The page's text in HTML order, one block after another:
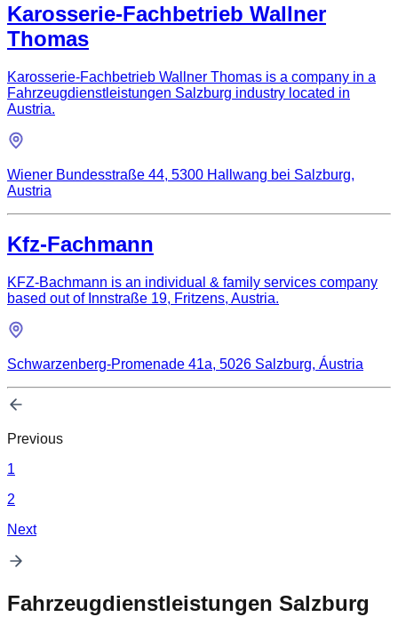
Karosserie-Fachbetrieb Wallner
Thomas
Karosserie-Fachbetrieb Wallner Thomas is a company in a
Fahrzeugdienstleistungen Salzburg industry located in
Austria.
Wiener Bundesstraße 44, 5300 Hallwang bei Salzburg,
Austria
Kfz-Fachmann
KFZ-Bachmann is an individual & family services company
based out of Innstraße 19, Fritzens, Austria.
Schwarzenberg-Promenade 41a, 5026 Salzburg, Áustria
Previous
1
2
Next
Fahrzeugdienstleistungen Salzburg